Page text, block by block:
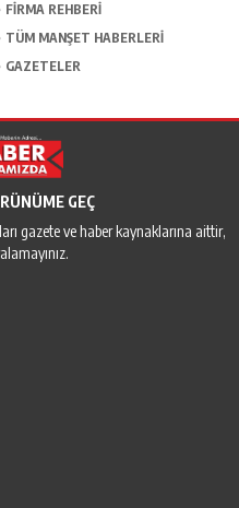
FİRMA REHBERİ
TÜM MANŞET HABERLERİ
GAZETELER
GEÇ
gazete ve haber kaynaklarına aittir,